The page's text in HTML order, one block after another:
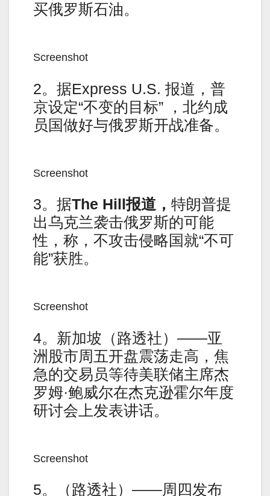
买俄罗斯石油。
Screenshot
2。据Express U.S. 报道，普
京设定“不变的目标” ，北约成
员国做好与俄罗斯开战准备。
Screenshot
3。据The Hill报道， 特朗普提
出乌克兰袭击俄罗斯的可能
性，称，不攻击侵略国就“不可
能”获胜。
Screenshot
4。新加坡（路透社）——亚
洲股市周五开盘震荡走高，焦
急的交易员等待美联储主席杰
罗姆·鲍威尔在杰克逊霍尔年度
研讨会上发表讲话。
Screenshot
5。（路透社）——周四发布